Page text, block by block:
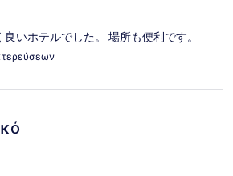
いホテルでした。 場所も便利です。